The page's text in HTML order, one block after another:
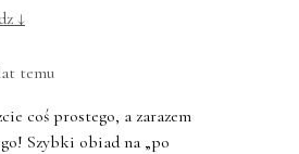
↓
temu
coś prostego, a zarazem
Szybki obiad na „po